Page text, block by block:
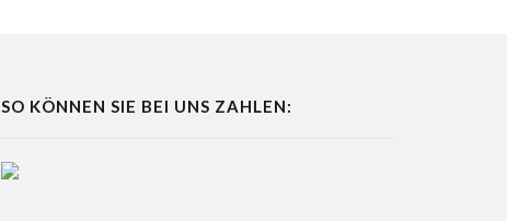
SO KÖNNEN SIE BEI UNS ZAHLEN: